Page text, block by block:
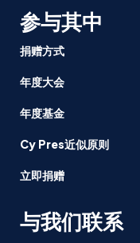
参与其中
捐赠方式
年度大会
年度基金
Cy Pres近似原则
立即捐赠
与我们联系